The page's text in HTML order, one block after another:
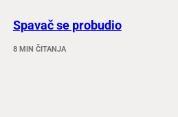
Spavač se probudio
8 MIN ČITANJA